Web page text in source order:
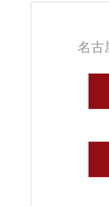
名古